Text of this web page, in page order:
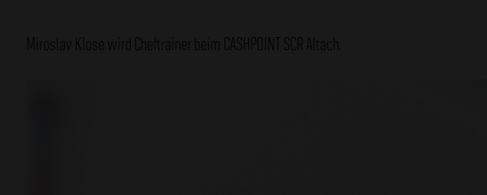
Miroslav Klose wird Cheftrainer beim CASHPOINT SCR Altach.